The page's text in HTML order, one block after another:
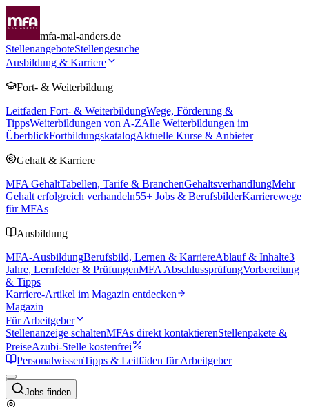
mfa-mal-anders.de
StellenangeboteStellengesuche
Ausbildung & Karriere
Fort- & Weiterbildung
Leitfaden Fort- & WeiterbildungWege, Förderung &
TippsWeiterbildungen von A-ZAlle Weiterbildungen im
ÜberblickFortbildungskatalogAktuelle Kurse & Anbieter
Gehalt & Karriere
MFA GehaltTabellen, Tarife & BranchenGehaltsverhandlungMehr
Gehalt erfolgreich verhandeln55+ Jobs & BerufsbilderKarrierewege
für MFAs
Ausbildung
MFA-AusbildungBerufsbild, Lernen & KarriereAblauf & Inhalte3
Jahre, Lernfelder & PrüfungenMFA AbschlussprüfungVorbereitung
& Tipps
Karriere-Artikel im Magazin entdecken
Magazin
Für Arbeitgeber
Stellenanzeige schaltenMFAs direkt kontaktierenStellenpakete &
PreiseAzubi-Stelle kostenfrei
PersonalwissenTipps & Leitfäden für Arbeitgeber
Jobs finden